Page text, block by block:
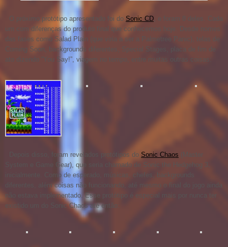
O próximo protótipo apresentado foi do Sonic CD , e foram 8 deles. Cada
um com diferenças do produto final que conhecemos hoje. Desde nomes
das fases como Salad Plain (que viria a ser a Palmetree Panic), telas de
Coming Soon, backgrounds diferentes, Special Stages, placa de fim de
ato dizendo “You Say!”, viagem no tempo, entre muitas outras coisas:
Depois disso, foram revelados protótipos do Sonic Chaos (Master
System e Game Gear), que seria chamado de Sonic the Hedgehog 3,
inicialmente. Como de esperado, músicas, chefes, backgrounds
diferentes, além coisas não funcionando, até mesmo o final do jogo ainda
não estava implementado. Esse protótipo é especial mais por nunca ter
existido um do Sonic Chaos até então: